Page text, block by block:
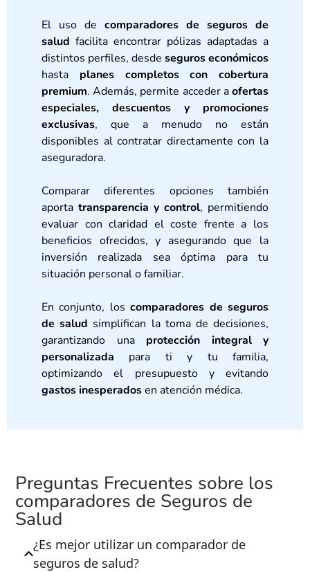
El uso de comparadores de seguros de
salud facilita encontrar pólizas adaptadas a
distintos perfiles, desde seguros económicos
hasta planes completos con cobertura
premium. Además, permite acceder aofertas
especiales, descuentos y promociones
exclusivas, que a menudo no están
disponibles al contratar directamente con la
aseguradora.
Comparar diferentes opciones también
aporta transparencia y control, permitiendo
evaluar con claridad el coste frente a los
beneficios ofrecidos, y asegurando que la
inversión realizada sea óptima para tu
situación personal o familiar.
En conjunto, loscomparadores de seguros
de salud simplifican la toma de decisiones,
garantizando una protección integral y
personalizada para ti y tu familia,
optimizando el presupuesto y evitando
gastos inesperadosen atención médica.
Preguntas Frecuentes sobre los
comparadores de Seguros de
Salud
¿Es mejor utilizar un comparador de
seguros de salud?